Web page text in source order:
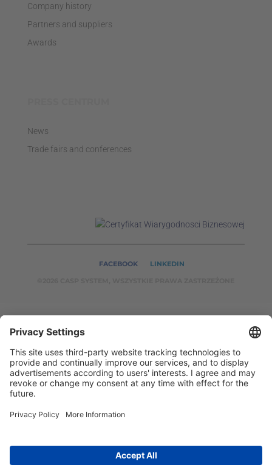
Company history
Partners and suppliers
Awards
News
Trade fairs and conferences
FACEBOOK
LINKEDIN
ENDT.PL
BINAR24.PL EH24.PL
CASP System – Your Partner in Non-Destructive Testing
2002 - 2026 © CopyrightCASP System/Privacy policy/
Disclaimer/Contact